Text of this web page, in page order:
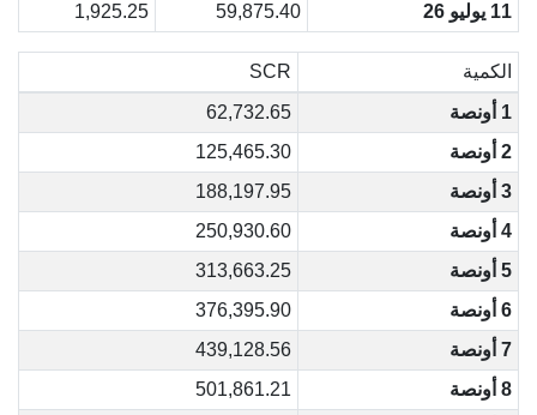
11 يوليو 26
59,875.40
1,925.25
الكمية
SCR
1 أونصة
62,732.65
2 أونصة
125,465.30
3 أونصة
188,197.95
4 أونصة
250,930.60
5 أونصة
313,663.25
6 أونصة
376,395.90
7 أونصة
439,128.56
8 أونصة
501,861.21